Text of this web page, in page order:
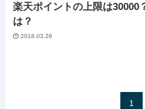
楽天ポイントの上限は30000
は？
2018.03.26
1